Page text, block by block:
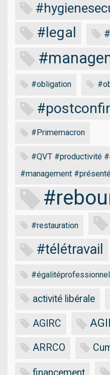
#legal
#obligation
#Primemacron
#QVT #productivité
#management
#restauration
#télétravail
activité libérale
AGIRC
ARRCO